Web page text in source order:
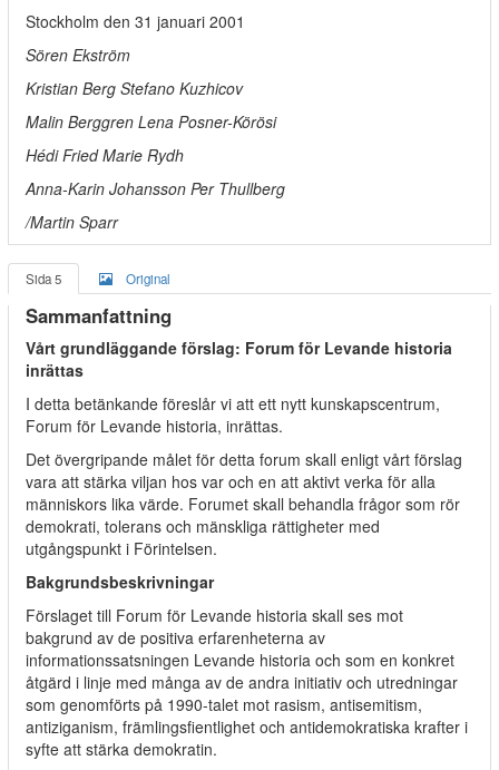
Stockholm den 31 januari 2001
Sören Ekström
Kristian Berg Stefano Kuzhicov
Malin Berggren Lena Posner-Körösi
Hédi Fried Marie Rydh
Anna-Karin Johansson Per Thullberg
/Martin Sparr
Sida 5 Original
Sammanfattning
Vårt grundläggande förslag: Forum för Levande historia
inrättas
I detta betänkande föreslår vi att ett nytt kunskapscentrum,
Forum för Levande historia, inrättas.
Det övergripande målet för detta forum skall enligt vårt förslag
vara att stärka viljan hos var och en att aktivt verka för alla
människors lika värde. Forumet skall behandla frågor som rör
demokrati, tolerans och mänskliga rättigheter med
utgångspunkt i Förintelsen.
Bakgrundsbeskrivningar
Förslaget till Forum för Levande historia skall ses mot
bakgrund av de positiva erfarenheterna av
informationssatsningen Levande historia och som en konkret
åtgärd i linje med många av de andra initiativ och utredningar
som genomförts på 1990-talet mot rasism, antisemitism,
antiziganism, främlingsfientlighet och antidemokratiska krafter i
syfte att stärka demokratin.